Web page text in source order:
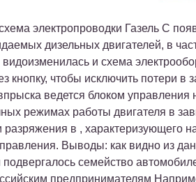
электропроводки Газель С
дизельных двигателей, в
и схема
кнопку, чтобы исключить потери в
ведется блоком
режимах работы двигателя в
в , характеризующего
Выводы: как видно из
семейство
предпринимателям